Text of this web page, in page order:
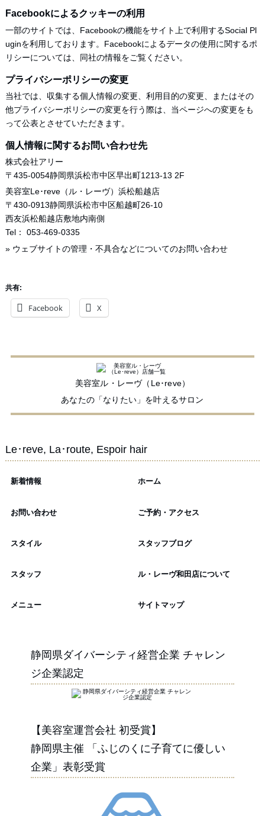
Facebookによるクッキーの利用
一部のサイトでは、Facebookの機能をサイト上で利用するSocial Pl
uginを利用しております。Facebookによるデータの使用に関するポ
リシーについては、 同社の情報をご覧ください。
プライバシーポリシーの変更
当社では、収集する個人情報の変更、利用目的の変更、またはその
他プライバシーポリシーの変更を行う際は、当ページへの変更をも
って公表とさせていただきます。
個人情報に関するお問い合わせ先
株式会社アリー
〒435-0054静岡県浜松市中区早出町1213-13 2F
美容室Le･reve（ル・レーヴ）浜松船越店
〒430-0913静岡県浜松市中区船越町26-10
西友浜松船越店敷地内南側
Tel： 053-469-0335
» ウェブサイトの管理・不具合などについてのお問い合わせ
共有:
Facebook X
美容室ル・レーヴ（Le･reve）
あなたの「なりたい」を叶えるサロン
Le･reve, La･route, Espoir hair
新着情報 ホーム
お問い合わせ ご予約・アクセス
スタイル スタッフブログ
スタッフ ル・レーヴ和田店について
メニュー サイトマップ
静岡県ダイバーシティ経営企業 チャレン
ジ企業認定
【美容室運営会社 初受賞】
静岡県主催 「ふじのくに子育てに優しい
企業」表彰受賞